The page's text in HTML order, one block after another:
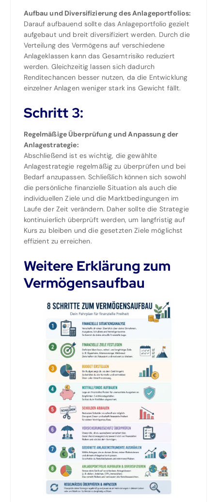
Aufbau und Diversifizierung des Anlageportfolios:
Darauf aufbauend sollte das Anlageportfolio gezielt
aufgebaut und breit diversifiziert werden. Durch die
Verteilung des Vermögens auf verschiedene
Anlageklassen kann das Gesamtrisiko reduziert
werden. Gleichzeitig lassen sich dadurch
Renditechancen besser nutzen, da die Entwicklung
einzelner Anlagen weniger stark ins Gewicht fällt.
Schritt 3:
Regelmäßige Überprüfung und Anpassung der
Anlagestrategie:
Abschließend ist es wichtig, die gewählte
Anlagestrategie regelmäßig zu überprüfen und bei
Bedarf anzupassen. Schließlich können sich sowohl
die persönliche finanzielle Situation als auch die
individuellen Ziele und die Marktbedingungen im
Laufe der Zeit verändern. Daher sollte die Strategie
kontinuierlich überprüft werden, um langfristig auf
Kurs zu bleiben und die gesetzten Ziele möglichst
effizient zu erreichen.
Weitere Erklärung zum
Vermögensaufbau